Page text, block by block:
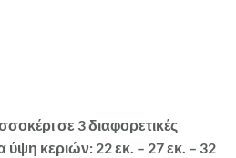
σε 3 διαφορετικές
ύψη κεριών: 22 εκ. – 27 εκ. – 32